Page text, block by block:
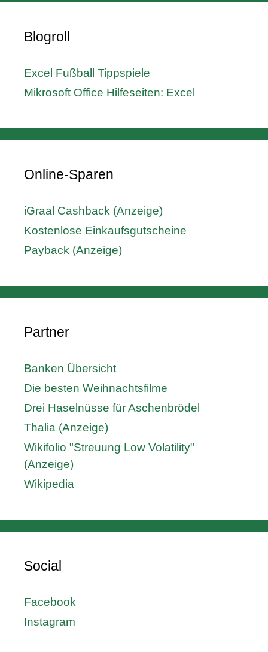
Blogroll
Excel Fußball Tippspiele
Mikrosoft Office Hilfeseiten: Excel
Online-Sparen
iGraal Cashback (Anzeige)
Kostenlose Einkaufsgutscheine
Payback (Anzeige)
Partner
Banken Übersicht
Die besten Weihnachtsfilme
Drei Haselnüsse für Aschenbrödel
Thalia (Anzeige)
Wikifolio "Streuung Low Volatility"
(Anzeige)
Wikipedia
Social
Facebook
Instagram